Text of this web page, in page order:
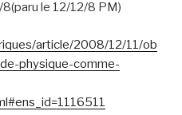
le 12/12/8 PM)
article/2008/12/11/ob
physique-comme-